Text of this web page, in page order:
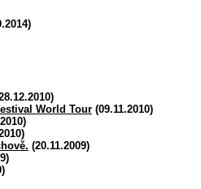
World Tour (09.11.2010)
(20.11.2009)